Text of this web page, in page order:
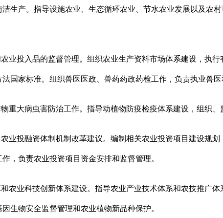
生产。指导设施农业、生态循环农业、节水农业发展以及农
农业投入品的监督管理。组织农业生产资料市场体系建设，执
国家标准。组织兽医医政、兽药药政药检工作，负责执业兽医
重大病虫害防治工作。指导动植物防疫检疫体系建设，组织
农业投融资体制机制改革建议。编制相关农业投资项目建设规
，负责农业投资项目资金安排和监督管理。
和农业科技创新体系建设。指导农业产业技术体系和农技推广
生物安全监督管理和农业植物新品种保护。